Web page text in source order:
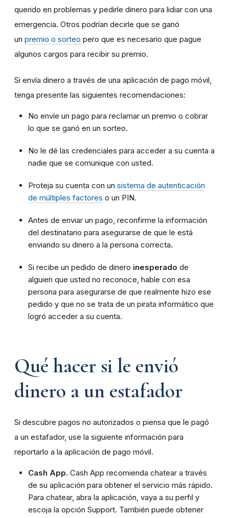
querido en problemas y pedirle dinero para lidiar con una
emergencia. Otros podrían decirle que se ganó
un premio o sorteo pero que es necesario que pague
algunos cargos para recibir su premio.
Si envía dinero a través de una aplicación de pago móvil,
tenga presente las siguientes recomendaciones:
No envíe un pago para reclamar un premio o cobrar
lo que se ganó en un sorteo.
No le dé las credenciales para acceder a su cuenta a
nadie que se comunique con usted.
Proteja su cuenta con un sistema de autenticación
de múltiples factores o un PIN.
Antes de enviar un pago, reconfirme la información
del destinatario para asegurarse de que le está
enviando su dinero a la persona correcta.
Si recibe un pedido de dinero inesperado de
alguien que usted no reconoce, hable con esa
persona para asegurarse de que realmente hizo ese
pedido y que no se trata de un pirata informático que
logró acceder a su cuenta.
Qué hacer si le envió
dinero a un estafador
Si descubre pagos no autorizados o piensa que le pagó
a un estafador, use la siguiente información para
reportarlo a la aplicación de pago móvil.
Cash App. Cash App recomienda chatear a través
de su aplicación para obtener el servicio más rápido.
Para chatear, abra la aplicación, vaya a su perfil y
escoja la opción Support. También puede obtener